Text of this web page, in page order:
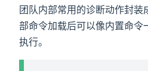
团队内部常用的诊断动作封
部命令加载后可以像内置命令
执行。